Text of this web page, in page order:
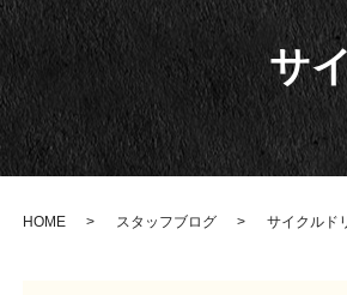
サ
HOME スタッフブログ サイクルド